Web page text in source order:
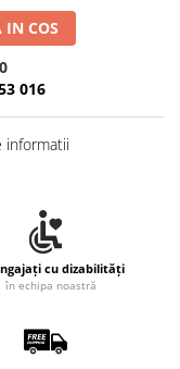
IN COS
016
cu dizabilități
în echipa noastră